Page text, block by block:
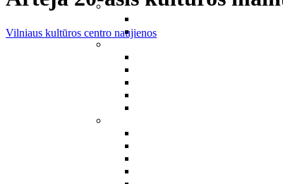
Vilniaus kultūros centro naujienos